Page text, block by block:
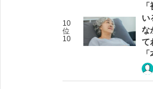
10
位
10
い
な
て